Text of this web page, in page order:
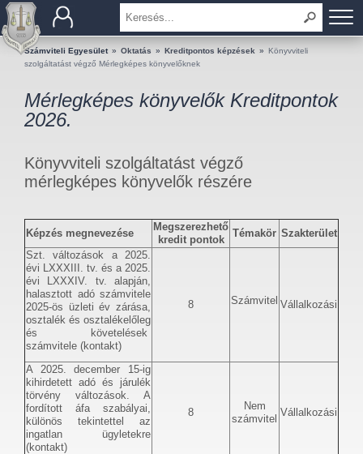
BEMUTATKOZÁS
TAGOK
OKTATÁS
KÉRDÉSEK ÉS VÁLASZOK
KIADVÁNYOK
KAPCSOLAT
Számviteli Egyesület » Oktatás » Kreditpontos képzések »
Könyvviteli
szolgáltatást végző Mérlegképes könyvelőknek
Mérlegképes könyvelők Kreditpontok
2026.
Könyvviteli szolgáltatást végző
mérlegképes könyvelők részére
Képzés megnevezése
Megszerezhető
kredit pontok
Témakör Szakterület
Szt. változások a 2025.
évi LXXXIII. tv. és a 2025.
évi LXXXIV. tv. alapján,
halasztott adó számvitele
2025-ös üzleti év zárása,
osztalék és osztalékelőleg
és követelések
számvitele (kontakt)
8 Számvitel Vállalkozási
A 2025. december 15-ig
kihirdetett adó és járulék
törvény változások. A
fordított áfa szabályai,
különös tekintettel az
ingatlan ügyletekre
(kontakt)
8
Nem
számvitel
Vállalkozási